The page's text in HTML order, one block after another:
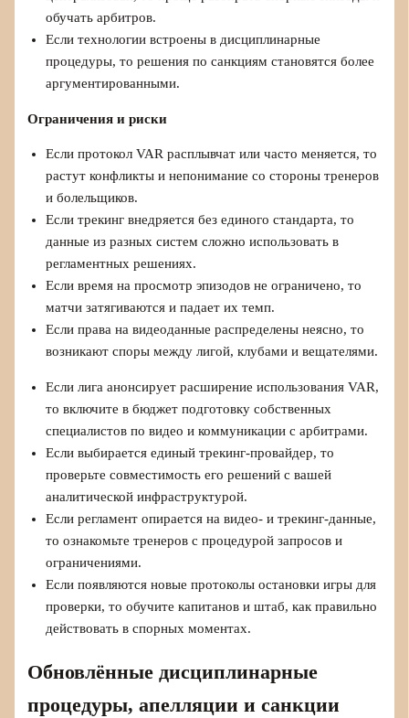
обучать арбитров.
Если технологии встроены в дисциплинарные
процедуры, то решения по санкциям становятся более
аргументированными.
Ограничения и риски
Если протокол VAR расплывчат или часто меняется, то
растут конфликты и непонимание со стороны тренеров
и болельщиков.
Если трекинг внедряется без единого стандарта, то
данные из разных систем сложно использовать в
регламентных решениях.
Если время на просмотр эпизодов не ограничено, то
матчи затягиваются и падает их темп.
Если права на видеоданные распределены неясно, то
возникают споры между лигой, клубами и вещателями.
Если лига анонсирует расширение использования VAR,
то включите в бюджет подготовку собственных
специалистов по видео и коммуникации с арбитрами.
Если выбирается единый трекинг‑провайдер, то
проверьте совместимость его решений с вашей
аналитической инфраструктурой.
Если регламент опирается на видео‑ и трекинг‑данные,
то ознакомьте тренеров с процедурой запросов и
ограничениями.
Если появляются новые протоколы остановки игры для
проверки, то обучите капитанов и штаб, как правильно
действовать в спорных моментах.
Обновлённые дисциплинарные
процедуры, апелляции и санкции